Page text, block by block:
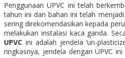
Penggunaan UPVC ini telah
tahun ini dan bahan ini telah
sering direkomendasikan kepada
melakukan instalasi kaca ganda.
UPVC ini adalah jendela ‘un-
ringkasnya, jendela dengan UPVC